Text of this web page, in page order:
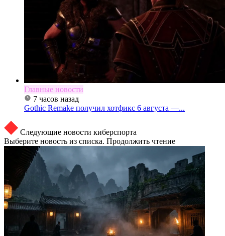
Главные новости
7 часов назад
Gothic Remake получил хотфикс 6 августа —...
Следующие новости киберспорта
Выберите новость из списка. Продолжить чтение